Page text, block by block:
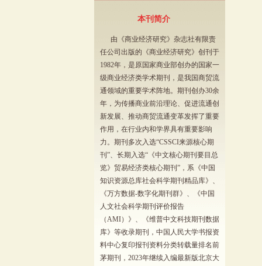
本刊简介
由《商业经济研究》杂志社有限责
任公司出版的《商业经济研究》创刊于
1982年，是原国家商业部创办的国家一
级商业经济类学术期刊，是我国商贸流
通领域的重要学术阵地。期刊创办30余
年，为传播商业前沿理论、促进流通创
新发展、推动商贸流通变革发挥了重要
作用，在行业内和学界具有重要影响
力。期刊多次入选“CSSCI来源核心期
刊”、长期入选“《中文核心期刊要目总
览》贸易经济类核心期刊”，系《中国
知识资源总库社会科学期刊精品库》、
《万方数据-数字化期刊群》、《中国
人文社会科学期刊评价报告
（AMI）》、《维普中文科技期刊数据
库》等收录期刊，中国人民大学书报资
料中心复印报刊资料分类转载量排名前
茅期刊，2023年继续入编最新版北京大